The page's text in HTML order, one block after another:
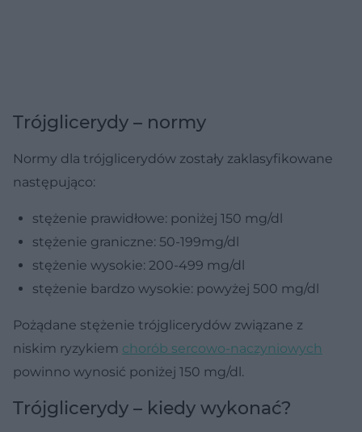
Trójglicerydy – normy
Normy dla trójglicerydów zostały zaklasyfikowane
następująco:
stężenie prawidłowe: poniżej 150 mg/dl
stężenie graniczne: 50-199mg/dl
stężenie wysokie: 200-499 mg/dl
stężenie bardzo wysokie: powyżej 500 mg/dl
Pożądane stężenie trójglicerydów związane z
niskim ryzykiem chorób sercowo-naczyniowych
powinno wynosić poniżej 150 mg/dl.
Trójglicerydy – kiedy wykonać?